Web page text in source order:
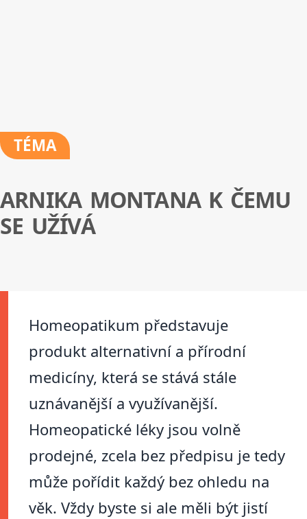
TÉMA
ARNIKA MONTANA K ČEMU
SE UŽÍVÁ
Homeopatikum představuje
produkt alternativní a přírodní
medicíny, která se stává stále
uznávanější a využívanější.
Homeopatické léky jsou volně
prodejné, zcela bez předpisu je tedy
může pořídit každý bez ohledu na
věk. Vždy byste si ale měli být jistí